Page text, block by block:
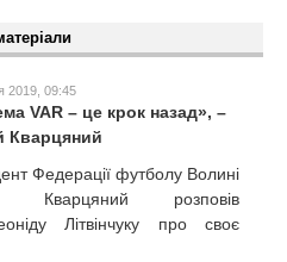
2019, 09:45
VAR – це крок назад», –
Кварцяний
Федерації футболу Волині
Кварцяний розповів
Літвінчуку про своє